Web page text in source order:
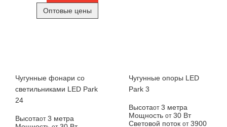
Оптовые цены
Чугунные фонари со
светильниками LED Park
24
Высотаот 3 метра
Чугунные опоры LED
Park 3
Высотаот 3 метра
Мощность от 30 Вт
Световой поток от 3900